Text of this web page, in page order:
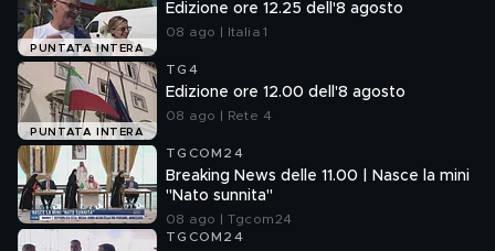
PUNTATA INTERA
Edizione ore 12.25 dell'8 agosto
08 ago | Italia 1
PUNTATA INTERA
TG4
Edizione ore 12.00 dell'8 agosto
08 ago | Rete 4
TGCOM24
Breaking News delle 11.00 | Nasce la mini
"Nato sunnita"
08 ago | Tgcom24
TGCOM24